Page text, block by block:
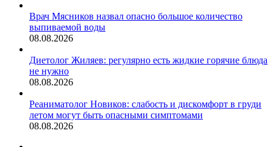
Врач Мясников назвал опасно большое количество
выпиваемой воды
08.08.2026
Диетолог Жиляев: регулярно есть жидкие горячие блюда
не нужно
08.08.2026
Реаниматолог Новиков: слабость и дискомфорт в груди
летом могут быть опасными симптомами
08.08.2026